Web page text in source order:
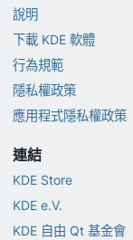
說明
下載 KDE 軟體
行為規範
隱私權政策
應用程式隱私權政策
連結
KDE Store
KDE e.V.
KDE 自由 Qt 基金會